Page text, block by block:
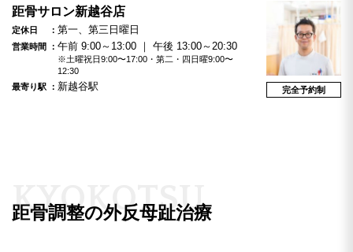
2026.07.17
【キョコまちVol.6】国宝級！輝くドラゴン櫻と
癒しのマドンナ 距骨サロン松本店
2026.07.21
距骨サロン新越谷店
定休日 第一、第三日曜日
営業時間 午前 9:00～13:00 ｜ 午後 13:00～20:30
※土曜祝日9:00〜17:00・第二・四日曜9:00〜
12:30
最寄り駅
新越谷駅 完全予約制
距骨調整の外反母趾治療
KYOKOTSU